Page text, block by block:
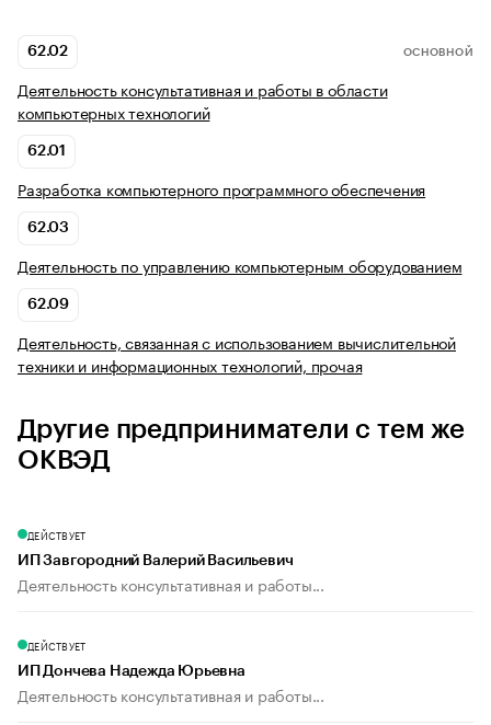
62.02 ОСНОВНОЙ
Деятельность консультативная и работы в области
компьютерных технологий
62.01
Разработка компьютерного программного обеспечения
62.03
Деятельность по управлению компьютерным оборудованием
62.09
Деятельность, связанная с использованием вычислительной
техники и информационных технологий, прочая
Другие предприниматели с тем же
ОКВЭД
ДЕЙСТВУЕТ
ИП Завгородний Валерий Васильевич
Деятельность консультативная и работы...
ДЕЙСТВУЕТ
ИП Дончева Надежда Юрьевна
Деятельность консультативная и работы...